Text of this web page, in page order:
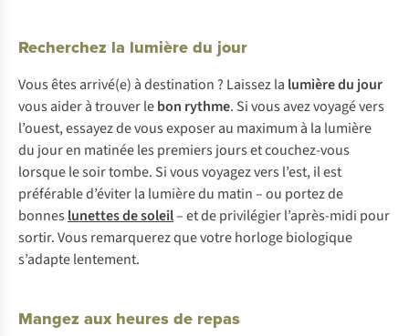
Recherchez la lumière du jour
Vous êtes arrivé(e) à destination ? Laissez la lumière du jour
vous aider à trouver lebon rythme. Si vous avez voyagé vers
l’ouest, essayez de vous exposer au maximum à la lumière
du jour en matinée les premiers jours et couchez-vous
lorsque le soir tombe. Si vous voyagez vers l’est, il est
préférable d’éviter la lumière du matin – ou portez de
bonnes lunettes de soleil– et de privilégier l’après-midi pour
sortir. Vous remarquerez que votre horloge biologique
s’adapte lentement.
Mangez aux heures de repas